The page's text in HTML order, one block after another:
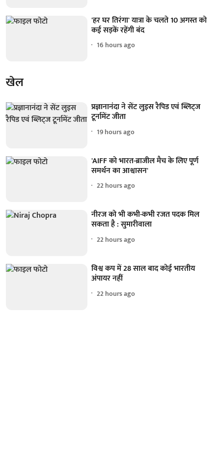
'हर घर तिरंगा' यात्रा के चलते 10 अगस्त को
कई सड़कें रहेंगी बंद
16 hours ago
खेल
प्रज्ञानानंदा ने सेंट लुइस रैपिड एवं ब्लिट्ज
टूर्नामेंट जीता
19 hours ago
'AIFF को भारत-ब्राजील मैच के लिए पूर्ण
समर्थन का आश्वासन'
22 hours ago
नीरज को भी कभी-कभी रजत पदक मिल
सकता है : सुमारीवाला
22 hours ago
विश्व कप में 28 साल बाद कोई भारतीय
अंपायर नहीं
22 hours ago